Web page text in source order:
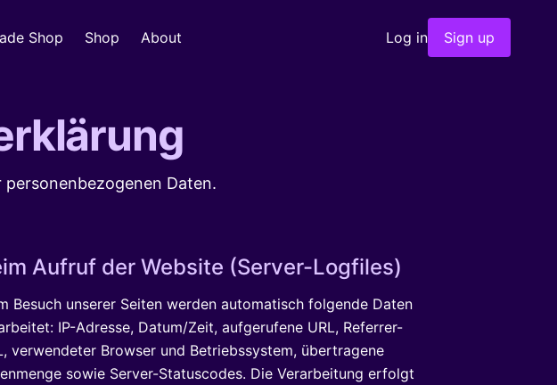
Shop Shop About Log in Sign up
Daten.
Aufruf der Website (Server-Logfiles)
Besuch unserer Seiten werden automatisch folgende Daten
IP-Adresse, Datum/Zeit, aufgerufene URL, Referrer-
verwendeter Browser und Betriebssystem, übertragene
sowie Server-Statuscodes. Die Verarbeitung erfolgt